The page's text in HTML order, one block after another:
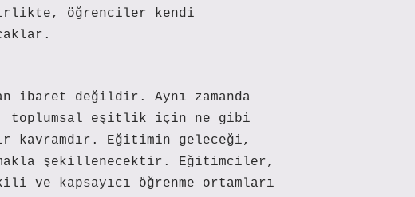
öğrenciler kendi
ibaret değildir. Aynı zamanda
toplumsal eşitlik için ne gibi
kavramdır. Eğitimin geleceği,
şekillenecektir. Eğitimciler,
ve kapsayıcı öğrenme ortamları